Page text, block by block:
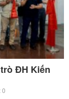
ĐH Kiến
0